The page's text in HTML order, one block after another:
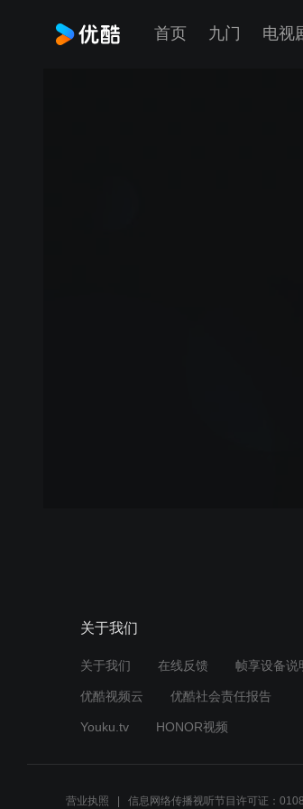
首页 九门 电视
关于我们
关于我们 在线反馈 帧享设备说
优酷视频云 优酷社会责任报告
Youku.tv HONOR视频
营业执照 信息网络传播视听节目许可证：